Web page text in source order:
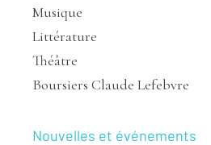
Musique
Littérature
Théâtre
Boursiers Claude Lefebvre
Nouvelles et événements